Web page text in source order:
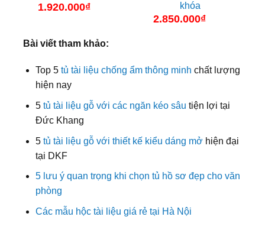
1.920.000₫
khóa
2.850.000₫
Bài viết tham khảo:
Top 5 tủ tài liệu chống ẩm thông minh chất lượng
hiện nay
5 tủ tài liệu gỗ với các ngăn kéo sâu tiện lợi tại
Đức Khang
5 tủ tài liệu gỗ với thiết kế kiểu dáng mở hiện đại
tại DKF
5 lưu ý quan trọng khi chọn tủ hồ sơ đẹp cho văn
phòng
Các mẫu hộc tài liệu giá rẻ tại Hà Nội